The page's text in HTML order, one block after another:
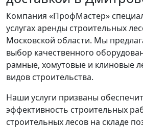
Компания «ПрофМастер»
услугах аренды строительных
Московской области. Мы
выбор качественного
рамные, хомутовые и клиновые
видов строительства.
Наши услуги призваны
эффективность строительных
строительных лесов на складе